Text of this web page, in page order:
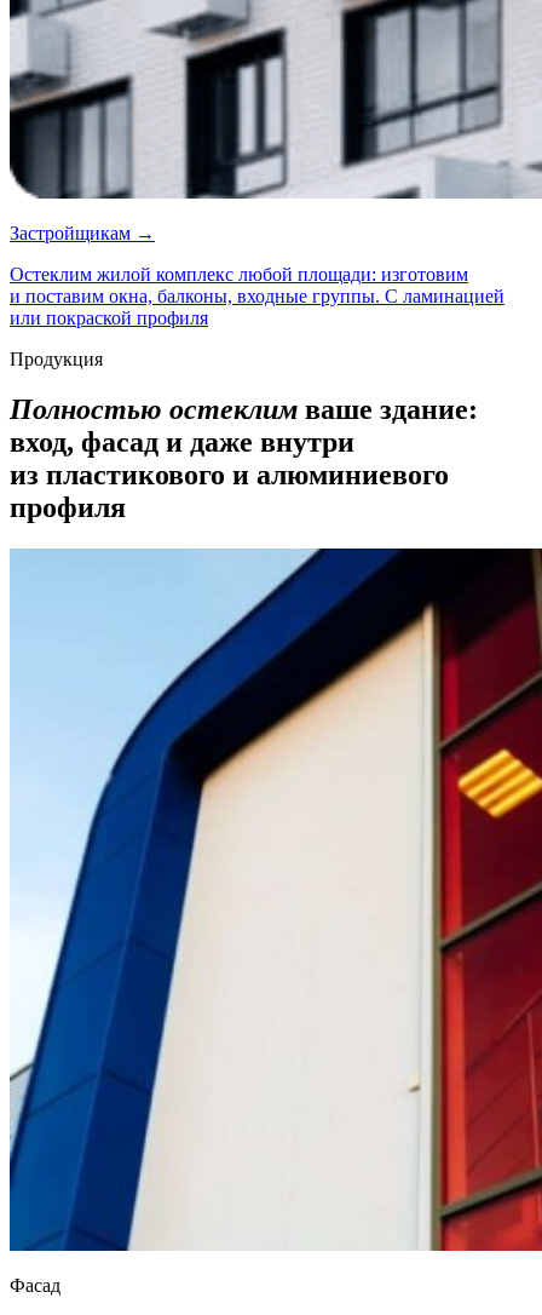
Застройщикам →
Остеклим жилой комплекс любой площади: изготовим
и поставим окна, балконы, входные группы. С ламинацией
или покраской профиля
Продукция
Полностью остеклим ваше здание:
вход, фасад и даже внутри
из пластикового и алюминиевого
профиля
Фасад